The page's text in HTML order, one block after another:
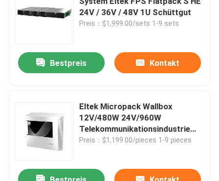
24V / 36V / 48V 1U Schüttgut
Preis：$1,999.00/sets 1-9 sets
Bestpreis Kontakt
Eltek Micropack Wallbox
12V/480W 24V/960W
Telekommunikationsindustrie
Gleichstromversorgung
Preis：$1,199.00/pieces 1-9 pieces